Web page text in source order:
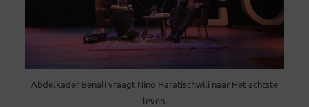
Abdelkader Benali vraagt Nino Haratischwili naar Het achtste
leven.